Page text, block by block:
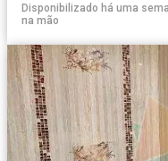
Disponibilizado há uma
na mão